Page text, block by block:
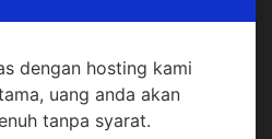
dengan hosting kami
uang anda akan
tanpa syarat.